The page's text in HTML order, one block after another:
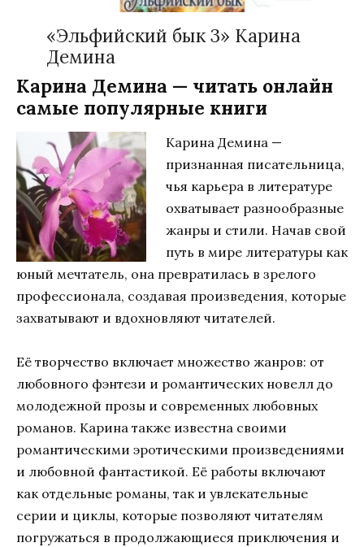
«Эльфийский бык 3» Карина
Демина
Карина Демина — читать онлайн
самые популярные книги
Карина Демина —
признанная писательница,
чья карьера в литературе
охватывает разнообразные
жанры и стили. Начав свой
путь в мире литературы как
юный мечтатель, она превратилась в зрелого
профессионала, создавая произведения, которые
захватывают и вдохновляют читателей.
Её творчество включает множество жанров: от
любовного фэнтези и романтических новелл до
молодежной прозы и современных любовных
романов. Карина также известна своими
романтическими эротическими произведениями
и любовной фантастикой. Её работы включают
как отдельные романы, так и увлекательные
серии и циклы, которые позволяют читателям
погружаться в продолжающиеся приключения и